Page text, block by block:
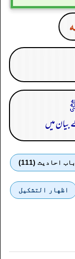
بیان میں
باب احادیث (111)
اظهار التشكيل